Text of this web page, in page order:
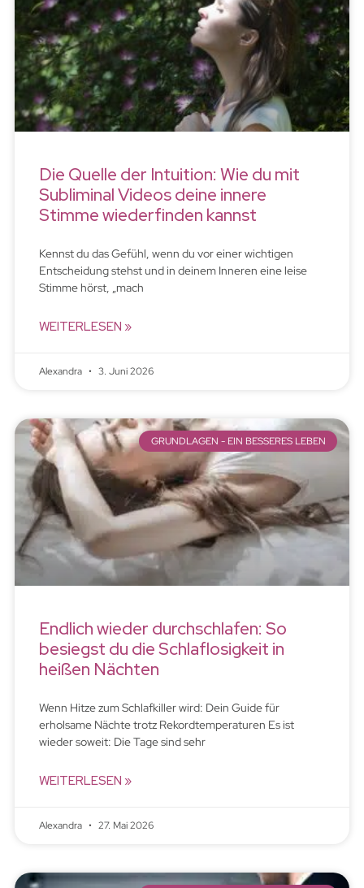
Die Quelle der Intuition: Wie du mit
Subliminal Videos deine innere
Stimme wiederfinden kannst
Kennst du das Gefühl, wenn du vor einer wichtigen
Entscheidung stehst und in deinem Inneren eine leise
Stimme hörst, „mach
WEITERLESEN »
Alexandra 3. Juni 2026
GRUNDLAGEN - EIN BESSERES LEBEN
Endlich wieder durchschlafen: So
besiegst du die Schlaflosigkeit in
heißen Nächten
Wenn Hitze zum Schlafkiller wird: Dein Guide für
erholsame Nächte trotz Rekordtemperaturen Es ist
wieder soweit: Die Tage sind sehr
WEITERLESEN »
Alexandra 27. Mai 2026